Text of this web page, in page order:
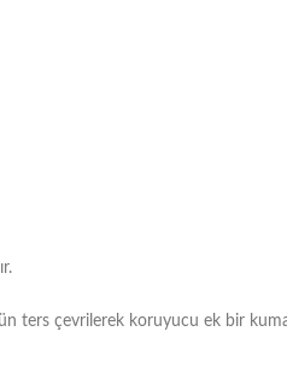
ters çevrilerek koruyucu ek bir